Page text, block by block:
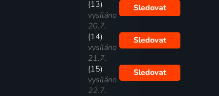
(13)
vysíláno
20.7.
Sledovat
(14)
vysíláno
21.7.
Sledovat
(15)
vysíláno
22.7.
Sledovat